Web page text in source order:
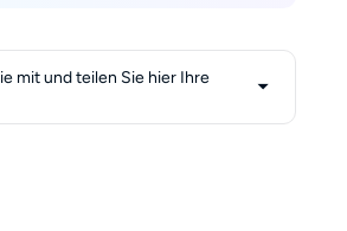
Ideen in alle deutschsprachigen
mit und teilen Sie hier Ihre